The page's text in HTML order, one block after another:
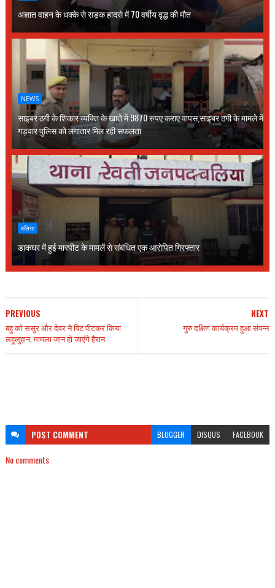
अज्ञात वाहन के धक्के से सड़क हादसे में 70 वर्षीय वृद्ध की मौत
NEWS
साइबर ठगी के शिकार व्यक्ति के खाते में 9870 रुपए कराए वापस,साइबर ठगी के मामले में
गड़वार पुलिस को लगातार मिल रही सफलता
बलिया
डाकघर में हुई मारपीट के मामलें से संबंधित एक आरोपित गिरफ्तार
NEXT
गुरु दक्षिण कार्यक्रम हुआ संपन्न
PREVIOUS
बहु को ससुर और देवर ने पिट पीटकर किया
लहूलुहान, मामला जान हो जाएंगे हैरान
POST COMMENT BLOGGER DISQUS FACEBOOK
No comments